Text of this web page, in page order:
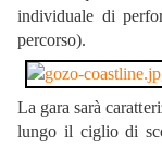
individuale di
percorso).
La gara sarà
lungo il ciglio di